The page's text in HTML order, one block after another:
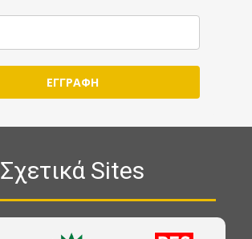
ΕΓΓΡΑΦΗ
Σχετικά Sites